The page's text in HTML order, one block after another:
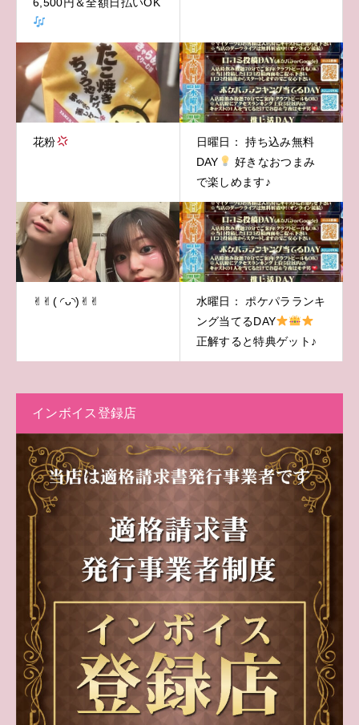
花粉
日曜日： 持ち込み無料
DAY
好きなおつまみ
で楽しめます♪
✌︎✌︎( ◜ᴗ◝)✌︎✌︎
水曜日： ポケパラランキ
ング当てるDAY
正解すると特典ゲット♪
インボイス登録店